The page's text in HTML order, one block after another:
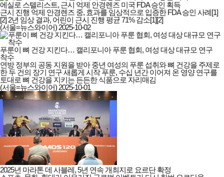
에실로 스텔리스트, 근시 억제 안경렌즈 미국 FDA 승인 획득
근시 진행 억제 안경렌즈 중, 효과를 임상적으로 입증한 FDA 승인 사례[1]
[2] 2년 임상 결과, 어린이 근시 진행 평균 71% 감소[1][2]
(서울=뉴스와이어) 2025-10-02
푸룬이 뼈 건강 지킨다… 캘리포니아 푸룬 협회, 여성 대상 대규모 연구
착수
연방 정부의 공동 지원을 받아 중년 여성의 푸룬 섭취와 뼈 건강을 주제로
한 두 건의 장기 연구 새롭게 시작 푸룬, 수십 년간 이어져 온 영양 연구를
토대로 뼈 건강을 지키는 든든한 식품으로 자리매김
(서울=뉴스와이어) 2025-10-01
2025년 마라톤 데 사블레, 5년 연속 개최지로 요르단 확정